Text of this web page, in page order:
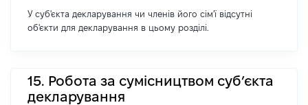
У суб'єкта декларування чи членів його сім'ї відсутні
об'єкти для декларування в цьому розділі.
15. Робота за сумісництвом суб’єкта
декларування